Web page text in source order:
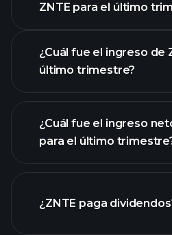
ZNTE para el último
ganancias de ZNTE
¿Cuál fue el ingreso de
último trimestre?
¿Cuál fue el ingreso
para el último
¿ZNTE paga